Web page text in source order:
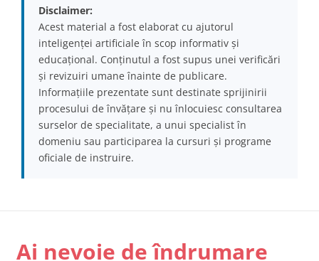
Disclaimer:
Acest material a fost elaborat cu ajutorul
inteligenței artificiale în scop informativ și
educațional. Conținutul a fost supus unei verificări
și revizuiri umane înainte de publicare.
Informațiile prezentate sunt destinate sprijinirii
procesului de învățare și nu înlocuiesc consultarea
surselor de specialitate, a unui specialist în
domeniu sau participarea la cursuri și programe
oficiale de instruire.
Ai nevoie de îndrumare